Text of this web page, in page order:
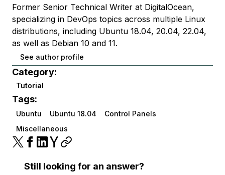
Former Senior Technical Writer at DigitalOcean,
specializing in DevOps topics across multiple Linux
distributions, including Ubuntu 18.04, 20.04, 22.04,
as well as Debian 10 and 11.
See author profile
Category:
Tutorial
Tags:
Ubuntu Ubuntu 18.04
Control Panels
Miscellaneous
Still looking for an answer?